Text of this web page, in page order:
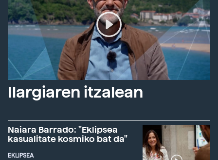
Ilargiaren itzalean
Naiara Barrado: "Eklipsea
kasualitate kosmiko bat da"
EKLIPSEA